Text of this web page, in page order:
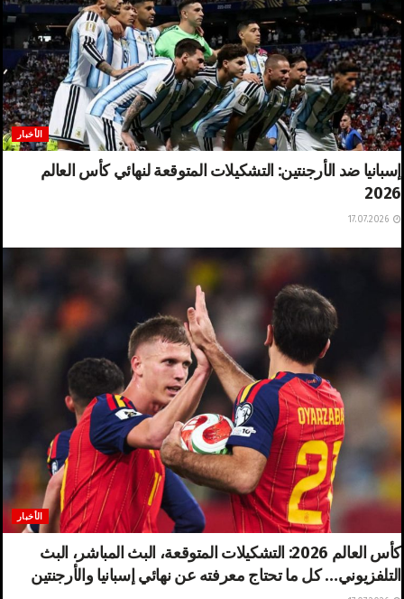
الأخبار
إسبانيا ضد الأرجنتين: التشكيلات المتوقعة لنهائي كأس العالم
2026
الأخبار
كأس العالم 2026: التشكيلات المتوقعة، البث المباشر، البث
التلفزيوني… كل ما تحتاج معرفته عن نهائي إسبانيا والأرجنتين